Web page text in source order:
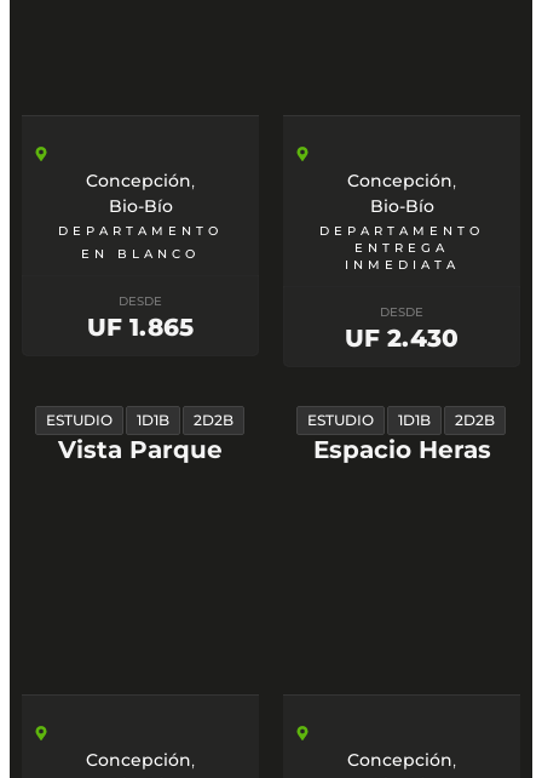
Concepción,
Bio-Bío
DEPARTAMENTO
EN BLANCO
DESDE
UF 1.865
Concepción,
Bio-Bío
DEPARTAMENTO
ENTREGA
INMEDIATA
DESDE
UF 2.430
ESTUDIO 1D1B 2D2B
Vista Parque
Concepción,
ESTUDIO 1D1B 2D2B
Espacio Heras
Concepción,